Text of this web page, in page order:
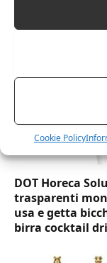
Cookie Policy
DOT Horeca
trasparenti
usa e getta
birra cocktail